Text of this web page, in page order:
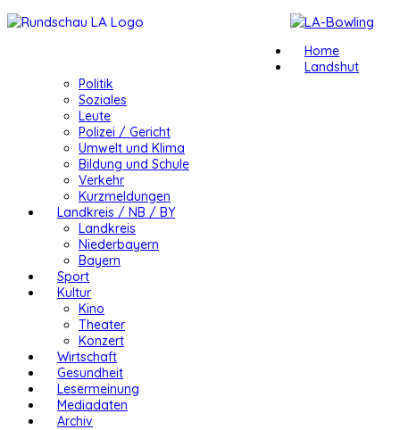
Home
Landshut
Politik
Soziales
Leute
Polizei / Gericht
Umwelt und Klima
Bildung und Schule
Verkehr
Kurzmeldungen
Landkreis / NB / BY
Landkreis
Niederbayern
Bayern
Sport
Kultur
Kino
Theater
Konzert
Wirtschaft
Gesundheit
Lesermeinung
Mediadaten
Archiv